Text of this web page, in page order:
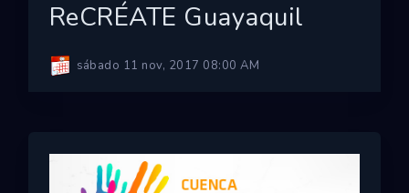
ReCRÉATE Guayaquil
sábado 11 nov, 2017 08:00 AM